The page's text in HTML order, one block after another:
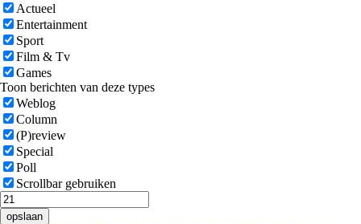
Actueel
Entertainment
Sport
Film & Tv
Games
Toon berichten van deze types
Weblog
Column
(P)review
Special
Poll
Scrollbar gebruiken
opslaan